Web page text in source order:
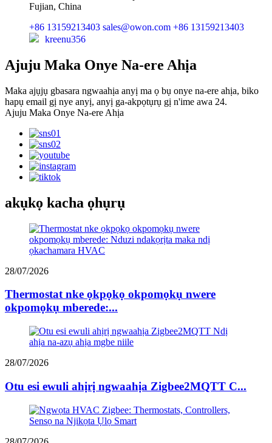
Fujian, China
+86 13159213403 sales@owon.com +86 13159213403
kreenu356
Ajuju Maka Onye Na-ere Ahịa
Maka ajụjụ gbasara ngwaahịa anyị ma ọ bụ onye na-ere ahịa, biko
hapụ email gị nye anyị, anyị ga-akpọtụrụ gị n'ime awa 24.
Ajuju Maka Onye Na-ere Ahịa
akụkọ kacha ọhụrụ
28/07/2026
Thermostat nke ọkpọkọ okpomọkụ nwere
okpomọkụ mberede:...
28/07/2026
Otu esi ewuli ahịrị ngwaahịa Zigbee2MQTT C...